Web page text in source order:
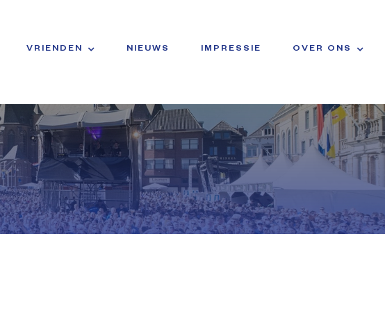
VRIENDEN NIEUWS IMPRESSIE OVER ONS